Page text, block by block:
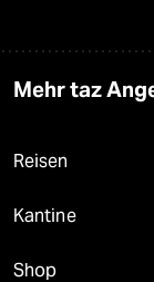
Mehr taz
Reisen
Kantine
Shop